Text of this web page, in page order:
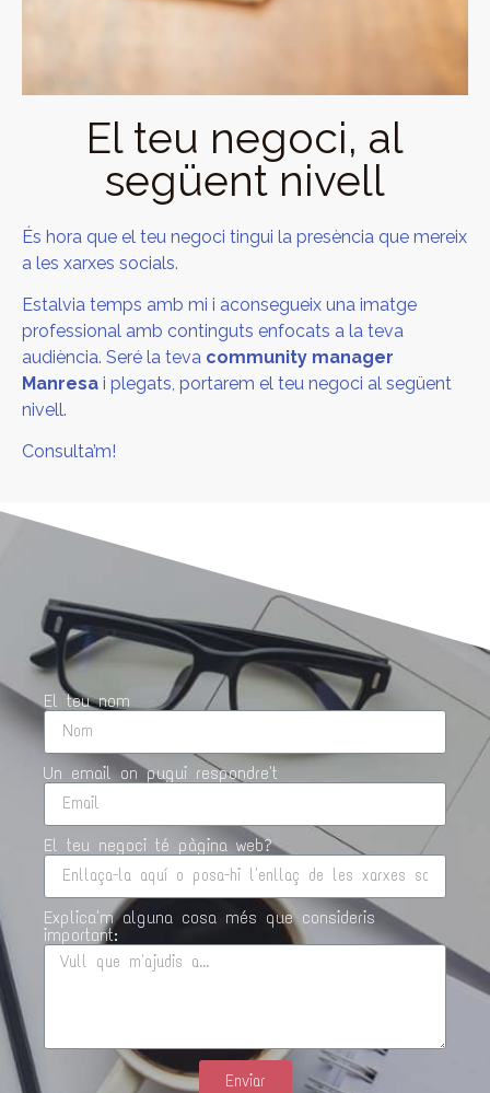
El teu negoci, al
següent nivell
És hora que el teu negoci tingui la presència que mereix
a les xarxes socials.
Estalvia temps amb mi i aconsegueix una imatge
professional amb continguts enfocats a la teva
audiència. Seré la teva community manager
Manresa i plegats, portarem el teu negoci al següent
nivell.
Consulta’m!
El teu nom
Un email on pugui respondre't
El teu negoci té pàgina web?
Explica'm alguna cosa més que consideris
important:
Enviar